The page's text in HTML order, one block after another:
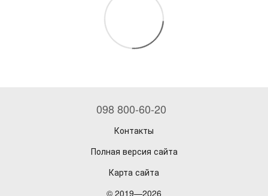
098 800-60-20
Контакты
Полная версия сайта
Карта сайта
© 2019—2026